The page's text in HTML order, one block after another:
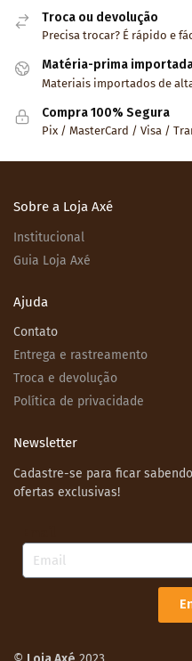
Troca ou devolução
Precisa trocar? É rápido e
Matéria-prima
Materiais importados de
Compra 100% Segura
Pix / MasterCard / Visa /
Sobre a Loja Axé
Institucional
Guia Loja Axé
Ajuda
Contato
Entrega e rastreamento
Troca e devolução
Política de privacidade
Newsletter
Cadastre-se para ficar
ofertas exclusivas!